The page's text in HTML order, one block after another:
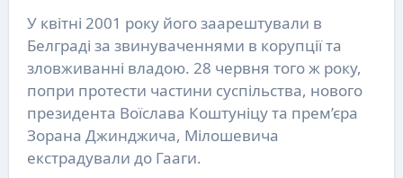
У квітні 2001 року його заарештували в
Белграді за звинуваченнями в корупції та
зловживанні владою. 28 червня того ж року,
попри протести частини суспільства, нового
президента Воїслава Коштуніцу та прем’єра
Зорана Джинджича, Мілошевича
екстрадували до Гааги.